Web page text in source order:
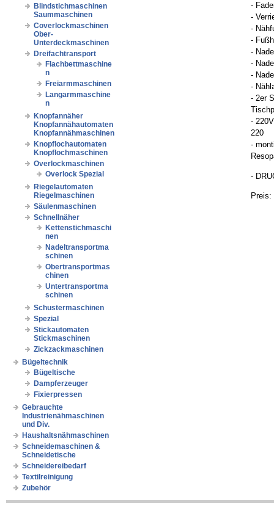
Blindstichmaschinen
Saummaschinen
Coverlockmaschinen
Ober-
Unterdeckmaschinen
Dreifachtransport
Flachbettmaschine
n
Freiarmmaschinen
Langarmmaschine
n
Knopfannäher
Knopfannähautomaten
Knopfannähmaschinen
Knopflochautomaten
Knopflochmaschinen
Overlockmaschinen
Overlock Spezial
Riegelautomaten
Riegelmaschinen
Säulenmaschinen
Schnellnäher
Kettenstichmaschi
nen
Nadeltransportma
schinen
Obertransportmas
chinen
Untertransportma
schinen
Schustermaschinen
Spezial
Stickautomaten
Stickmaschinen
Zickzackmaschinen
Bügeltechnik
Bügeltische
Dampferzeuger
Fixierpressen
Gebrauchte
Industrienähmaschinen
und Div.
Haushaltsnähmaschinen
Schneidemaschinen &
Schneidetische
Schneidereibedarf
Textilreinigung
Zubehör
-
-
-
-
-
-
-
-
- 2er
-
220
-
-
Preis: